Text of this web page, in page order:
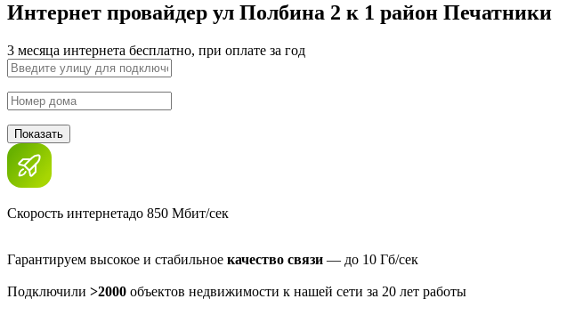
Интернет провайдер ул Полбина 2 к 1 район Печатники
3 месяца интернета бесплатно, при оплате за год
Показать
Скорость интернетадо 850 Мбит/сек
Гарантируем высокое и стабильное качество связи — до 10 Гб/сек
Подключили >2000 объектов недвижимости к нашей сети за 20 лет работы